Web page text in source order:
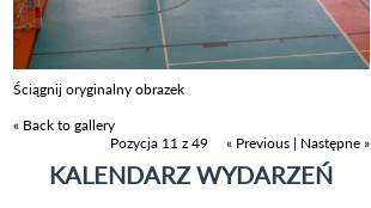
Ściągnij oryginalny obrazek
« Back to gallery
Pozycja 11 z 49
« Previous | Następne »
KALENDARZ WYDARZEŃ